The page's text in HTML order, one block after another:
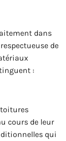
dans
de
:
toitures
cours de leur
qui